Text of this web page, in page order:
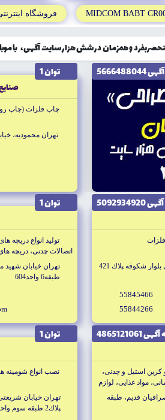
MIDCOM BABT فروشگاه
در شش هزار سایت آگهی، با موبایل 09309038575 تماس حاصل
توان 1
چاپ فلزات (چاپ
تهران محموديه،
شكوفه پلاك 421
55845466
55844266
توان 1
توليد انواع دريچه
اتصالات چدنى، دريچه
تهران خيابان
طبقه6 واحد604
كربن استيل و چدنى،
مواد غذايى، لوازم
قديم، طبقه
توان 1
نصب انواع شومينه
تهران خيابان
پلاك2 طبقه سوم واحد5